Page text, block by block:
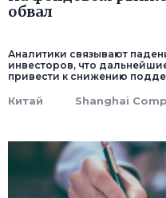
обвал
Аналитики связывают
инвесторов, что
привести к снижению
Китай Shanghai